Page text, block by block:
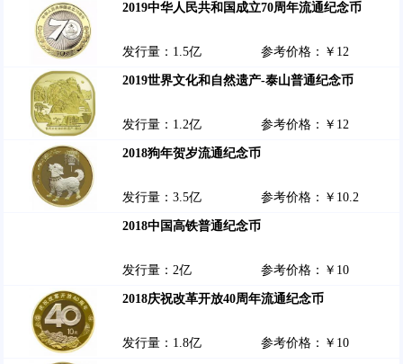
2019中华人民共和国成立70周年流通纪念币
发行量：1.5亿 参考价格：￥12
2019世界文化和自然遗产-泰山普通纪念币
发行量：1.2亿 参考价格：￥12
2018狗年贺岁流通纪念币
发行量：3.5亿 参考价格：￥10.2
2018中国高铁普通纪念币
发行量：2亿 参考价格：￥10
2018庆祝改革开放40周年流通纪念币
发行量：1.8亿 参考价格：￥10